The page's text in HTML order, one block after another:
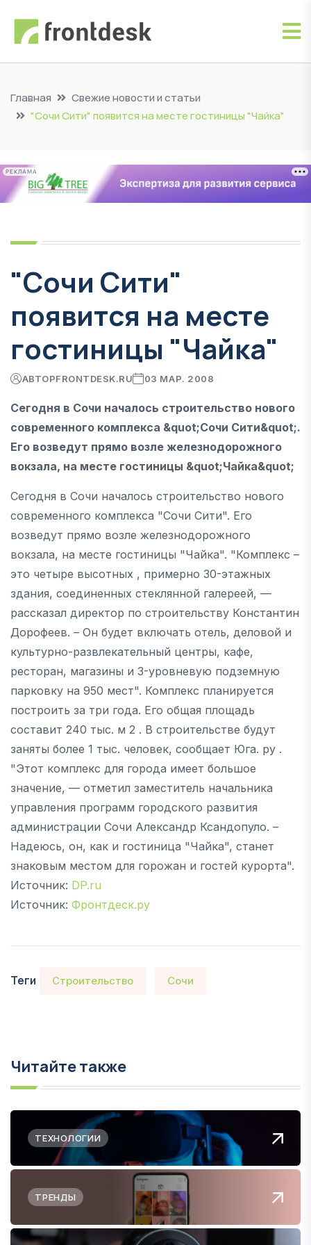
Главная
Свежие новости и статьи
"Сочи Сити" появится на месте гостиницы "Чайка"
РЕКЛАМА
"Сочи Сити"
появится на месте
гостиницы "Чайка"
АВТОРFRONTDESK.RU 03 МАР. 2008
Сегодня в Сочи началось строительство нового
современного комплекса &quot;Сочи Сити&quot;.
Его возведут прямо возле железнодорожного
вокзала, на месте гостиницы &quot;Чайка&quot;
Сегодня в Сочи началось строительство нового
современного комплекса "Сочи Сити". Его
возведут прямо возле железнодорожного
вокзала, на месте гостиницы "Чайка". "Комплекс –
это четыре высотных , примерно 30-этажных
здания, соединенных стеклянной галереей, —
рассказал директор по строительству Константин
Дорофеев. – Он будет включать отель, деловой и
культурно-развлекательный центры, кафе,
ресторан, магазины и 3-уровневую подземную
парковку на 950 мест". Комплекс планируется
построить за три года. Его общая площадь
составит 240 тыс. м 2 . В строительстве будут
заняты более 1 тыс. человек, сообщает Юга. ру .
"Этот комплекс для города имеет большое
значение, — отметил заместитель начальника
управления программ городского развития
администрации Сочи Александр Ксандопуло. –
Надеюсь, он, как и гостиница "Чайка", станет
знаковым местом для горожан и гостей курорта".
Источник: DP.ru
Источник: Фронтдеск.ру
Теги Строительство Сочи
Читайте также
ТЕХНОЛОГИИ
ТРЕНДЫ